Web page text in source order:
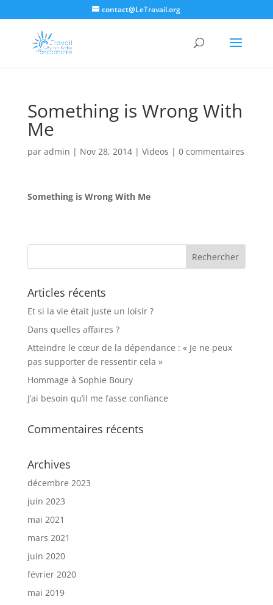
contact@LeTravail.org
Something is Wrong With
Me
par admin | Nov 28, 2014| Videos | 0 commentaires
Something is Wrong With Me
Articles récents
Et si la vie était juste un loisir ?
Dans quelles affaires ?
Atteindre le cœur de la dépendance : « Je ne peux
pas supporter de ressentir cela »
Hommage à Sophie Boury
J’ai besoin qu’il me fasse confiance
Commentaires récents
Archives
décembre 2023
juin 2023
mai 2021
mars 2021
juin 2020
février 2020
mai 2019